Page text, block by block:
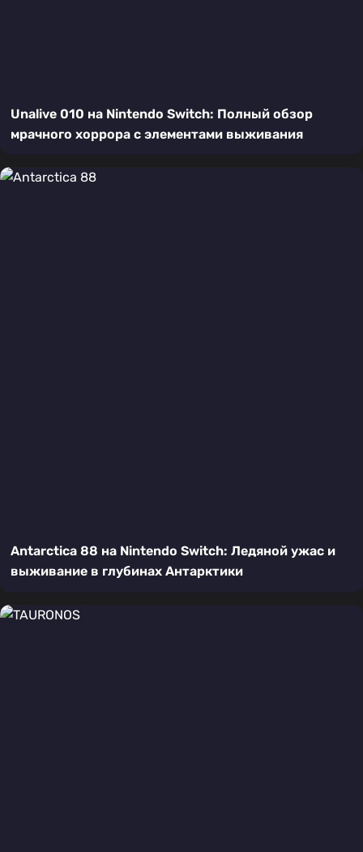
Unalive 010 на Nintendo Switch: Полный обзор
мрачного хоррора с элементами выживания
Antarctica 88 на Nintendo Switch: Ледяной ужас и
выживание в глубинах Антарктики